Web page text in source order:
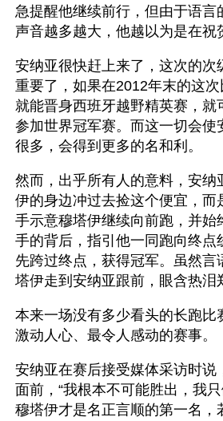
急提醒他继续前行，但由于语言
声音越多越大，他越以为是在祝
安纳亚很快赶上来了，这次的次
重要了，如果在2012年末的这
就能晋身西班牙越野精英赛，就
参加世界冠军赛。而这一切会使
很多，会得到更多的名和利。
然而，出乎所有人的意料，安纳
伊的身边冲过去捡这个便宜，而
手示意穆塔伊继续向前跑，并始
手的背后，指引他一同跑向终点
先跨过终点，获得冠军。虽然言
塔伊走到安纳亚跟前，眼含热泪
本来一场没有多少看头的长跑比
激动人心、最令人感动的赛事。
安纳亚在赛后接受媒体采访时说
面前，“我根本不可能胜出，我
穆塔伊才是名正言顺的第一名，